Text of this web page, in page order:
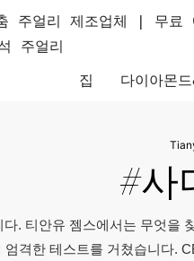
주얼리 제조업체 | 무료
주얼리
집 다이아몬
#사
. 티안유 젬스에서는 무엇을
격한 테스트를 거쳤습니다.